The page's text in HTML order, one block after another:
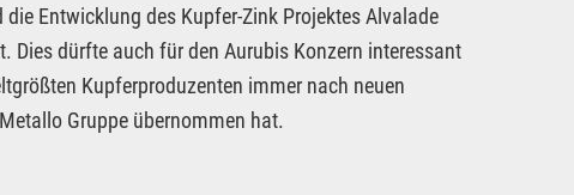
Entwicklung des Kupfer-Zink Projektes Alvalade
dürfte auch für den Aurubis Konzern interessant
Kupferproduzenten immer nach neuen
Gruppe übernommen hat.